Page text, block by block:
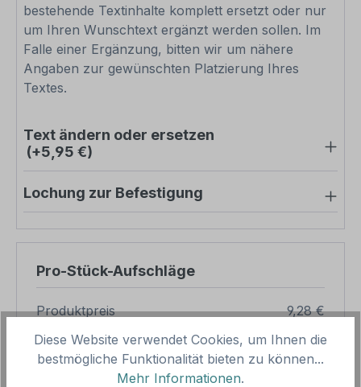
bestehende Textinhalte komplett ersetzt oder nur
um Ihren Wunschtext ergänzt werden sollen. Im
Falle einer Ergänzung, bitten wir um nähere
Angaben zur gewünschten Platzierung Ihres
Textes.
Text ändern oder ersetzen
(+5,95 €)
Lochung zur Befestigung
Pro-Stück-Aufschläge
Produktpreis
9,28 €
Zwischensumme
9,28 €
Zusammenfassung
Diese Website verwendet Cookies, um Ihnen die
bestmögliche Funktionalität bieten zu können...
Mehr Informationen.